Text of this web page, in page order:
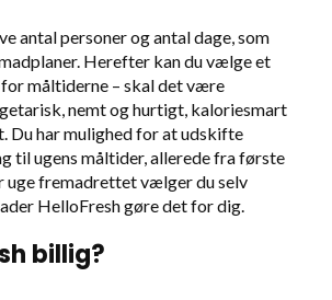
antal personer og antal dage, som
Herefter kan du vælge et
måltiderne – skal det være
nemt og hurtigt, kaloriesmart
Du har mulighed for at udskifte
til ugens måltider, allerede fra første
uge fremadrettet vælger du selv
HelloFresh gøre det for dig.
billig?